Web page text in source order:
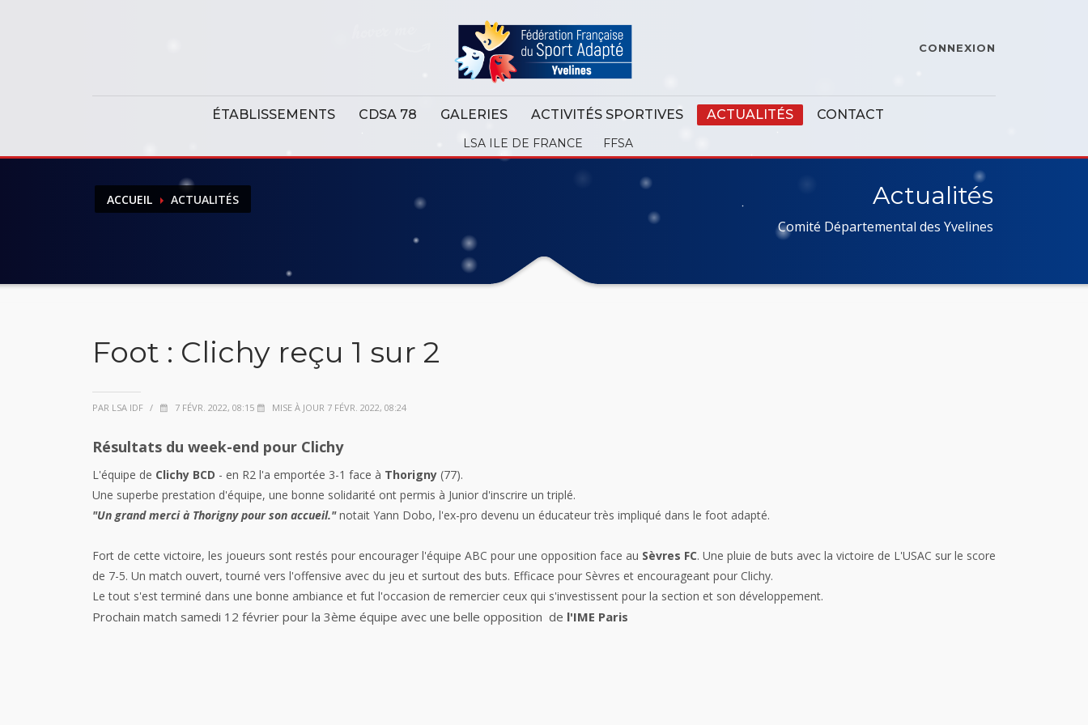
CONNEXION
ÉTABLISSEMENTS CDSA 78 GALERIES ACTIVITÉS SPORTIVES ACTUALITÉS CONTACT
LSA ILE DE FRANCE FFSA
ACCUEIL ACTUALITÉS Actualités
Comité Départemental des Yvelines
Foot : Clichy reçu 1 sur 2
PAR LSA IDF / 7 FÉVR. 2022, 08:15 MISE À JOUR 7 FÉVR. 2022, 08:24
Résultats du week-end pour Clichy
L'équipe de Clichy BCD - en R2 l'a emportée 3-1 face à Thorigny (77).
Une superbe prestation d'équipe, une bonne solidarité ont permis à Junior d'inscrire un triplé.
"Un grand merci à Thorigny pour son accueil."notait Yann Dobo, l'ex-pro devenu un éducateur très impliqué dans le foot adapté.
Fort de cette victoire, les joueurs sont restés pour encourager l'équipe ABC pour une opposition face au Sèvres FC. Une pluie de buts avec la victoire de L'USAC sur le score
de 7-5. Un match ouvert, tourné vers l'offensive avec du jeu et surtout des buts. Efficace pour Sèvres et encourageant pour Clichy.
Le tout s'est terminé dans une bonne ambiance et fut l'occasion de remercier ceux qui s'investissent pour la section et son développement.
Prochain match samedi 12 février pour la 3ème équipe avec une belle opposition de l'IME Paris